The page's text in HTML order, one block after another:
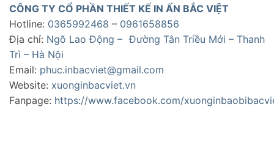
CÔNG TY CỔ PHẦN THIẾT KẾ IN ẤN BẮC VIỆT
Hotline: 0365992468 – 0961658856
Địa chỉ: Ngõ Lao Động – Đường Tân Triều Mới – Thanh
Trì – Hà Nội
Email: phuc.inbacviet@gmail.com
Website: xuonginbacviet.vn
Fanpage: https://www.facebook.com/